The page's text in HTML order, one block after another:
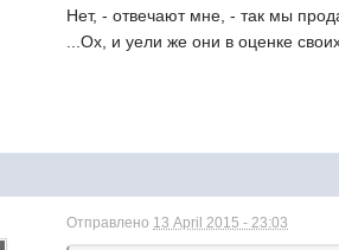
Нет, - отвечают мне, - так мы
...Ох, и уели же они в оценке
Отправлено 13 April 2015 - 23:03